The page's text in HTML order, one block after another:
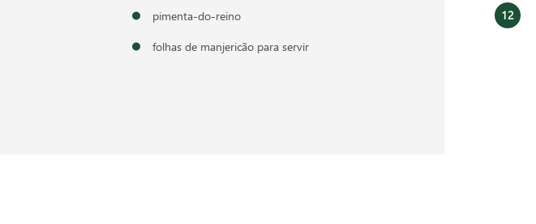
pimenta-do-reino
folhas de manjericão para servir